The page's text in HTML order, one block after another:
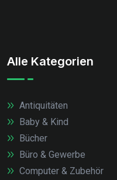
Alle Kategorien
Antiquitäten
Baby & Kind
Bücher
Büro & Gewerbe
Computer & Zubehör